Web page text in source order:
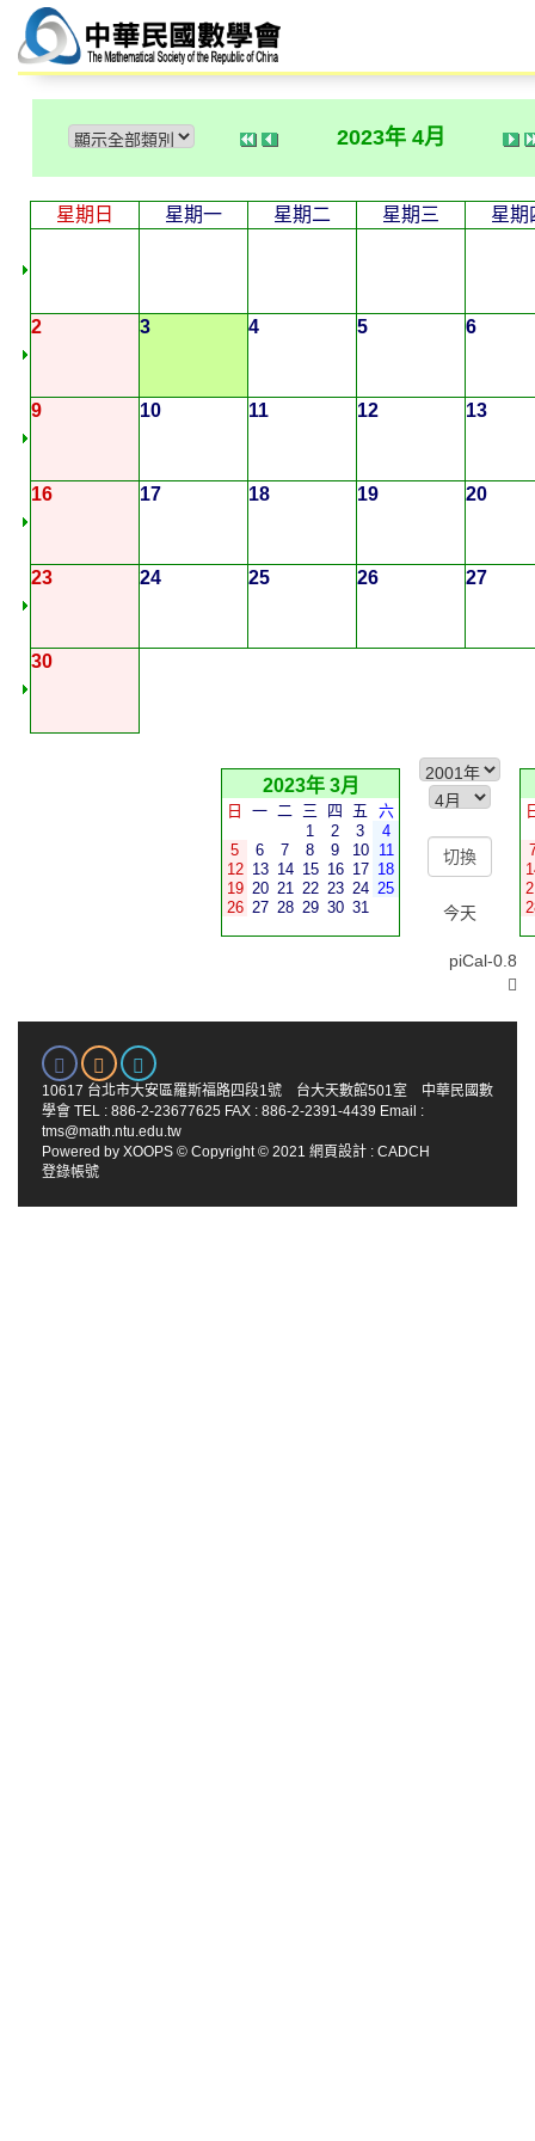
2023年 4月
星期日 星期一 星期二 星期三 星期
2 3 4 5 6
9 10 11 12 13
16 17 18 19 20
23 24 25 26 27
30
2023年 3月
日 一 二 三 四 五
六
1
2 3
4
5
6 7 8 9 10
11
12 13 14 15 16 17 18
19 20 21 22 23 24 25
26 27 28 29 30 31 今天
piCal-0.8
10617 台北市大安區羅斯福路四段1號 台大天數館501室 中華民國數
學會 TEL : 886-2-23677625 FAX : 886-2-2391-4439 Email :
tms@math.ntu.edu.tw
Powered by XOOPS © Copyright © 2021 網頁設計 : CADCH
登錄帳號